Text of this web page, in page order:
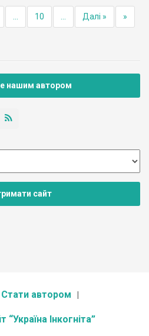
10 Далі » »
нашим автором
сайт
Стати автором
“Україна Інкогніта”